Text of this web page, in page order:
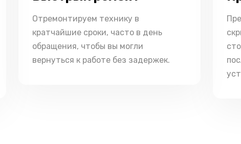
Отремонтируем технику в
кратчайшие сроки, часто в день
обращения, чтобы вы могли
вернуться к работе без задержек.